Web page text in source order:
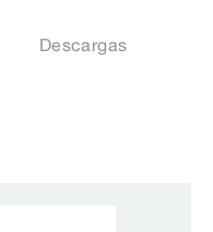
Descargas